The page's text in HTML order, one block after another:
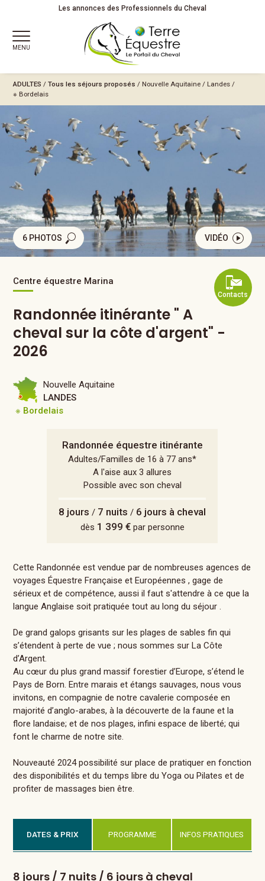
Les annonces des Professionnels du Cheval
MENU
ADULTES /Tous les séjours proposés / Nouvelle Aquitaine / Landes /
※ Bordelais
6 PHOTOS VIDÉO
Contacts
Centre équestre Marina
Randonnée itinérante " A
cheval sur la côte d'argent" -
2026
Randonnée équestre itinérante
Adultes/Familles de 16 à 77 ans*
A l'aise aux 3 allures
Possible avec son cheval
8 jours / 7 nuits / 6 jours à cheval
dès 1 399 €par personne
Nouvelle Aquitaine
LANDES
※ Bordelais
Cette Randonnée est vendue par de nombreuses agences de
voyages Équestre Française et Européennes , gage de
sérieux et de compétence, aussi il faut s'attendre à ce que la
langue Anglaise soit pratiquée tout au long du séjour .
De grand galops grisants sur les plages de sables fin qui
s’étendent à perte de vue ; nous sommes sur La Côte
d’Argent.
Au cœur du plus grand massif forestier d’Europe, s’étend le
Pays de Born. Entre marais et étangs sauvages, nous vous
invitons, en compagnie de notre cavalerie composée en
majorité d’anglo-arabes, à la découverte de la faune et la
flore landaise; et de nos plages, infini espace de liberté; qui
font le charme de notre site.
Nouveauté 2024 possibilité sur place de pratiquer en fonction
des disponibilités et du temps libre du Yoga ou Pilates et de
profiter de massages bien être.
DATES & PRIX PROGRAMME INFOS PRATIQUES
8 jours / 7 nuits / 6 jours à cheval